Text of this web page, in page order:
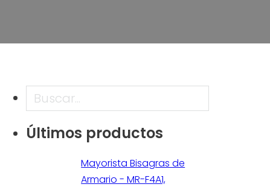
Buscar en
Últimos productos
Mayorista Bisagras de
Armario - MR-F4A1,